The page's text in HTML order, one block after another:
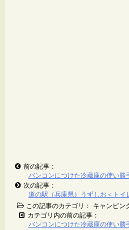
前の記事：
バンコンにつけた冷蔵庫の使い勝
次の記事：
道の駅（兵庫県）うずしお＜トイ
この記事のカテゴリ： キャンピン
カテゴリ内の前の記事：
バンコンにつけた冷蔵庫の使い勝